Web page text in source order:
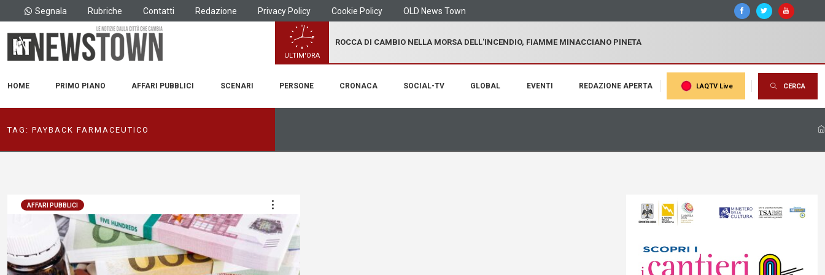
Segnala Rubriche Contatti Redazione Privacy Policy Cookie Policy OLD News Town
ULTIM'ORA
ROCCA DI CAMBIO NELLA MORSA DELL'INCENDIO, FIAMME MINACCIANO PINETA
HOME PRIMO PIANO AFFARI PUBBLICI SCENARI PERSONE CRONACA SOCIAL-TV GLOBAL EVENTI REDAZIONE APERTA LAQTV Live CERCA
TAG: PAYBACK FARMACEUTICO
AFFARI PUBBLICI